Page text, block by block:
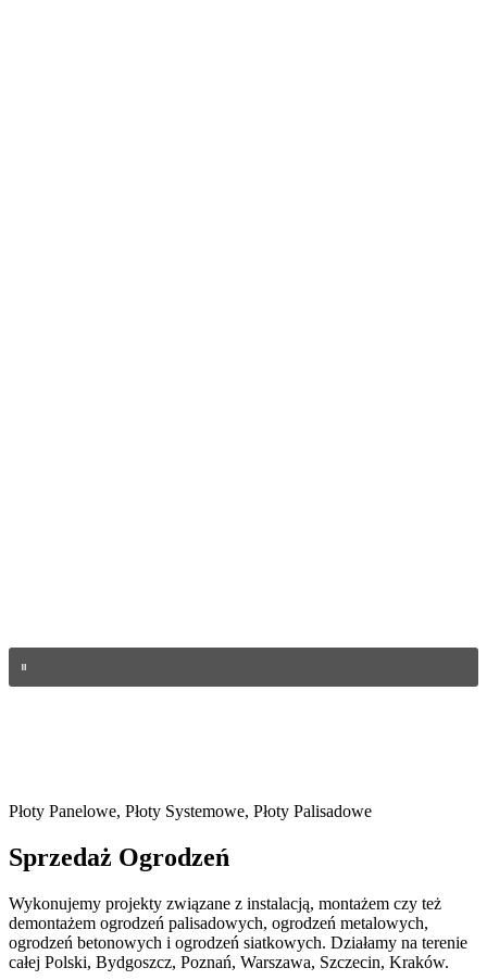
Płoty Panelowe, Płoty Systemowe, Płoty Palisadowe
Sprzedaż Ogrodzeń
Wykonujemy projekty związane z instalacją, montażem czy też
demontażem ogrodzeń palisadowych, ogrodzeń metalowych,
ogrodzeń betonowych i ogrodzeń siatkowych. Działamy na terenie
całej Polski, Bydgoszcz, Poznań, Warszawa, Szczecin, Kraków.